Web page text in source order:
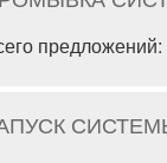
предложений: